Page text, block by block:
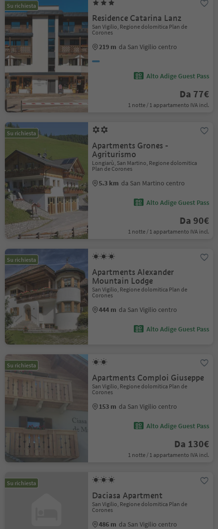
Su richiesta
Residence Catarina Lanz
San Vigilio, Regione dolomitica Plan de
Corones
219 m da San Vigilio centro
Alto Adige Guest Pass
Da 77€
1 notte / 1 appartamento IVA incl.
Su richiesta
Apartments Grones -
Agriturismo
Longiarù, San Martino, Regione dolomitica
Plan de Corones
5.3 km da San Martino centro
Alto Adige Guest Pass
Da 90€
1 notte / 1 appartamento IVA incl.
Su richiesta
Apartments Alexander
Mountain Lodge
San Vigilio, Regione dolomitica Plan de
Corones
444 m da San Vigilio centro
Alto Adige Guest Pass
Su richiesta
Apartments Comploi Giuseppe
San Vigilio, Regione dolomitica Plan de
Corones
153 m da San Vigilio centro
Alto Adige Guest Pass
Da 130€
1 notte / 1 appartamento IVA incl.
Su richiesta
Daciasa Apartment
San Vigilio, Regione dolomitica Plan de
Corones
486 m da San Vigilio centro